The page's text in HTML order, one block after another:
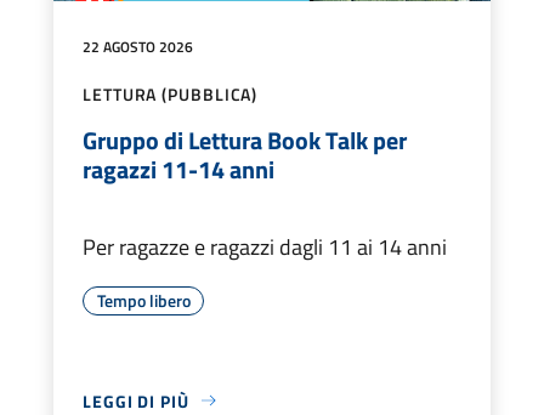
22 AGOSTO 2026
LETTURA (PUBBLICA)
Gruppo di Lettura Book Talk per
ragazzi 11-14 anni
Per ragazze e ragazzi dagli 11 ai 14 anni
Tempo libero
LEGGI DI PIÙ